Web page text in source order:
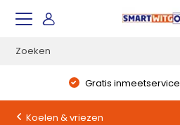
Gratis
Koelen & vriezen